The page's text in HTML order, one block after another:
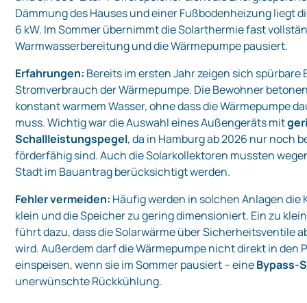
Dämmung des Hauses und einer Fußbodenheizung liegt
6 kW. Im Sommer übernimmt die Solarthermie fast
Warmwasserbereitung und die Wärmepumpe pausiert.
Erfahrungen: Bereits im ersten Jahr zeigen sich spürbare
Stromverbrauch der Wärmepumpe. Die Bewohner
konstant warmem Wasser, ohne dass die Wärmepumpe
muss. Wichtig war die Auswahl eines Außengeräts mit
Schallleistungspegel, da in Hamburg ab 2026 nur noch
förderfähig sind. Auch die Solarkollektoren mussten
Stadt im Bauantrag berücksichtigt werden.
Fehler vermeiden: Häufig werden in solchen Anlagen die
klein und die Speicher zu gering dimensioniert. Ein zu
führt dazu, dass die Solarwärme über Sicherheitsventile
wird. Außerdem darf die Wärmepumpe nicht direkt in den
einspeisen, wenn sie im Sommer pausiert – eine
unerwünschte Rückkühlung.